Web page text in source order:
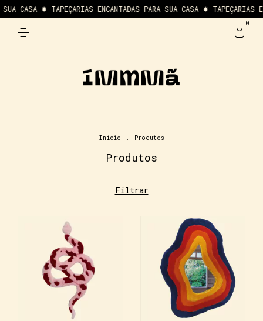
CASA ✸ TAPEÇARIAS ENCANTADAS PARA SUA CASA ✸ TAPEÇARIAS
0
Início . Produtos
Produtos
Filtrar